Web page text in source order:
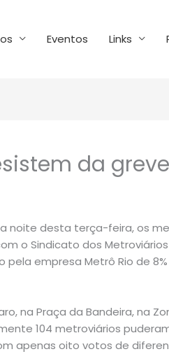
Eventos Links
da greve
noite desta terça-feira, os
o Sindicato dos
pela empresa Metrô Rio de
na Praça da Bandeira, na
104 metroviários
apenas oito votos de